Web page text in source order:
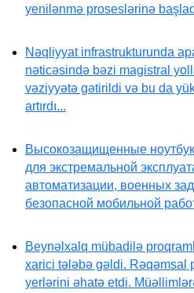
yenilənmə proseslərinə
Nəqliyyat infrastrukturunda
nəticəsində bəzi magistral
vəziyyətə gətirildi və bu da yük
artırdı...
Высокозащищенные
для экстремальной
автоматизации, военных
безопасной мобильной
Beynəlxalq mübadilə
xarici tələbə gəldi. Rəqəmsal
yerlərini əhatə etdi.